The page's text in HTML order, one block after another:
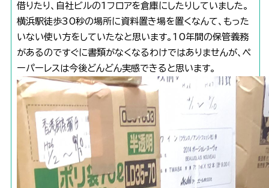
借りたり、自社ビルの1フロアを倉庫にしたりしていました。
横浜駅徒歩30秒の場所に資料置き場を置くなんて、もった
いない使い方をしていたなと思います。10年間の保管義務
があるのですぐに書類がなくなるわけではありませんが、ペ
ーパーレスは今後どんどん実感できると思います。